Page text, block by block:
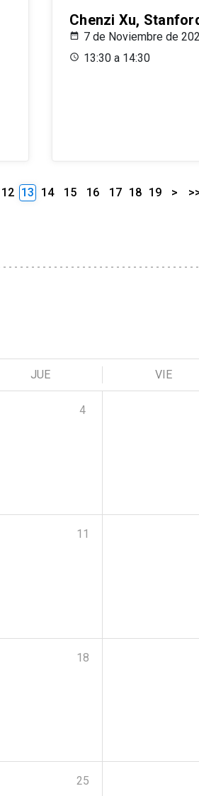
Chenzi Xu,
7 de Noviembre de
13:30 a 14:30
12 13 14 15 16 17 18 19 >
JUE VIE
4
11
18
25